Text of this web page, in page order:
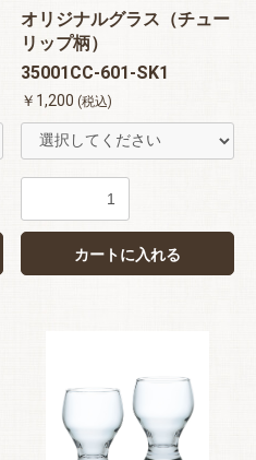
オリジナルグラス（チュー
リップ柄）
35001CC-601-SK1
￥1,200 (税込)
カートに入れる